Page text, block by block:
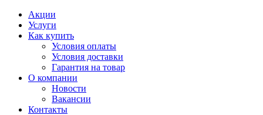
Акции
Услуги
Как купить
Условия оплаты
Условия доставки
Гарантия на товар
О компании
Новости
Вакансии
Контакты